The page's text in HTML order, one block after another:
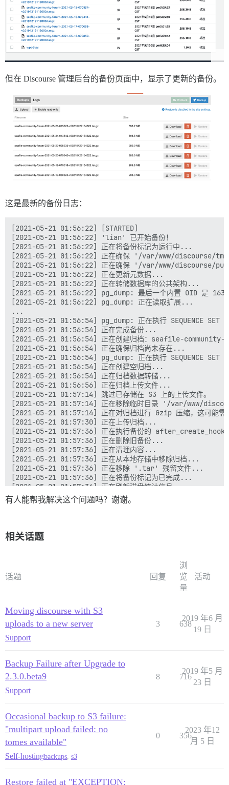
但在 Discourse 管理后台的备份页面中，显示了更新的备份。
这是最新的备份日志：
[2021-05-21 01:56:22] [STARTED]
[2021-05-21 01:56:22] 'lian' 已开始备份！
[2021-05-21 01:56:22] 正在将备份标记为运行中...
[2021-05-21 01:56:22] 正在确保 '/var/www/discourse/
[2021-05-21 01:56:22] 正在确保 '/var/www/discourse/
[2021-05-21 01:56:22] 正在更新元数据...
[2021-05-21 01:56:22] 正在转储数据库的公共架构...
[2021-05-21 01:56:22] pg_dump: 最后一个内置 OID 是
[2021-05-21 01:56:22] pg_dump: 正在读取扩展...
...
[2021-05-21 01:56:54] pg_dump: 正在执行 SEQUENCE SET
[2021-05-21 01:56:54] 正在完成备份...
[2021-05-21 01:56:54] 正在创建归档：seafile-
[2021-05-21 01:56:54] 正在确保归档尚未存在...
[2021-05-21 01:56:54] pg_dump: 正在执行 SEQUENCE SET
[2021-05-21 01:56:54] 正在创建空归档...
[2021-05-21 01:56:54] 正在归档数据转储...
[2021-05-21 01:56:56] 正在归档上传文件...
[2021-05-21 01:57:14] 跳过已存储在 S3 上的上传文件。
[2021-05-21 01:57:14] 正在移除临时目录 '/var/www/
[2021-05-21 01:57:14] 正在对归档进行 Gzip 压缩，这可能
[2021-05-21 01:57:30] 正在上传归档...
[2021-05-21 01:57:36] 正在执行备份的
[2021-05-21 01:57:36] 正在删除旧备份...
[2021-05-21 01:57:36] 正在清理内容...
[2021-05-21 01:57:36] 正在从本地存储中移除归档...
[2021-05-21 01:57:36] 正在移除 '.tar' 残留文件...
[2021-05-21 01:57:36] 正在将备份标记为已完成...
[2021-05-21 01:57:36] 正在刷新磁盘统计信息...
有人能帮我解决这个问题吗？谢谢。
相关话题
话题 回复
浏
览
量
活动
Moving discourse with S3
uploads to a new server
Support
3 638
2019 年6 月
19 日
Backup Failure after Upgrade to
2.3.0.beta9
Support
8 716
2019 年5 月
23 日
Occasional backup to S3 failure:
"multipart upload failed: no
tomes available"
Self-hostingbackups s3
0 356
2023 年12
月 5 日
Restore failed at "EXCEPTION: